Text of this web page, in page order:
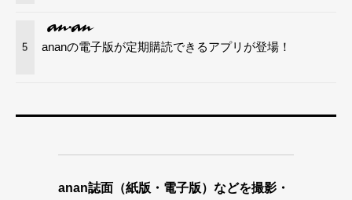
5 ananの電子版が定期購読できるアプリが登場！
anan誌面（紙版・電子版）などを撮影・